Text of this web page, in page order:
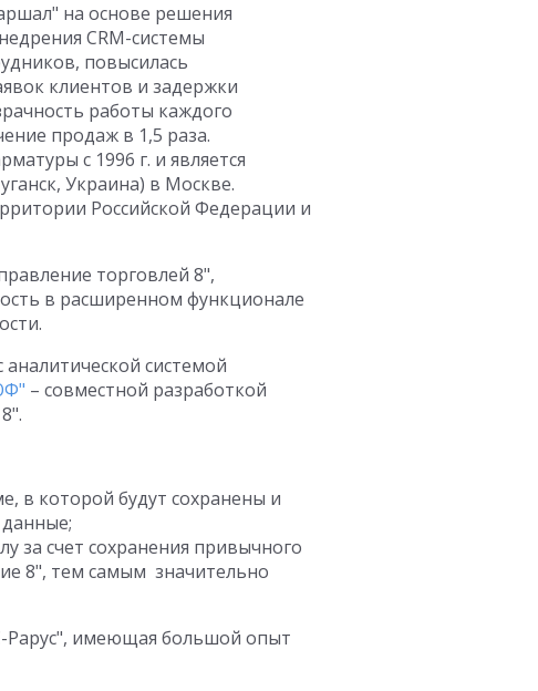
на основе решения
CRM-системы
повысилась
клиентов и задержки
работы каждого
продаж в 1,5 раза.
с 1996 г. и является
Украина) в Москве.
Российской Федерации и
торговлей 8",
в расширенном функционале
системой
– совместной разработкой
в которой будут сохранены и
за счет сохранения привычного
8", тем самым значительно
Рарус", имеющая большой опыт